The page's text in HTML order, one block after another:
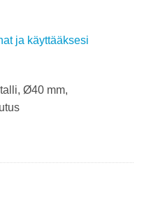
ja käyttääksesi
Ø40 mm,